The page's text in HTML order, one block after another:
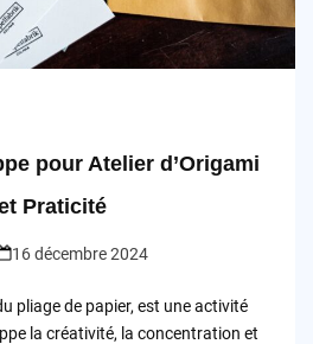
pour Atelier d’Origami
Praticité
16 décembre 2024
pliage de papier, est une activité
la créativité, la concentration et